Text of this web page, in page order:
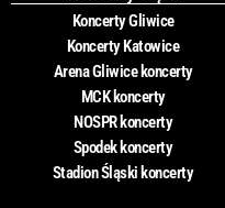
Koncerty Gliwice
Koncerty Katowice
Arena Gliwice koncerty
MCK koncerty
NOSPR koncerty
Spodek koncerty
Stadion Śląski koncerty